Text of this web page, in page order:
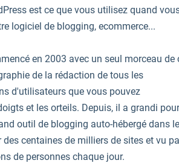
est ce que vous utilisez quand
logiciel de blogging, ecommerce...
en 2003 avec un seul morceau de
de la rédaction de tous les
d'utilisateurs que vous pouvez
et les orteils. Depuis, il a grandi pour
outil de blogging auto-hébergé dans le
des centaines de milliers de sites et vu
de personnes chaque jour.